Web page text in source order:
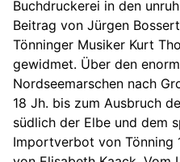
Buchdruckerei in den
Beitrag von Jürgen
Tönninger Musiker Kurt
gewidmet. Über den
Nordseemarschen nach
18 Jh. bis zum Ausbruch
südlich der Elbe und dem
Importverbot von Tönning